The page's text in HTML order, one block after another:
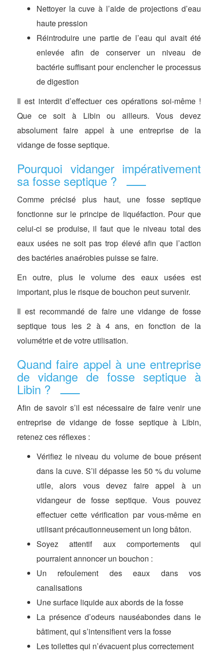
Nettoyer la cuve à l’aide de projections d’eau
haute pression
Réintroduire une partie de l’eau qui avait été
enlevée afin de conserver un niveau de
bactérie suffisant pour enclencher le processus
de digestion
Il est interdit d’effectuer ces opérations soi-même !
Que ce soit à Libin ou ailleurs. Vous devez
absolument faire appel à une entreprise de la
vidange de fosse septique.
Pourquoi vidanger impérativement
sa fosse septique ?
Comme précisé plus haut, une fosse septique
fonctionne sur le principe de liquéfaction. Pour que
celui-ci se produise, il faut que le niveau total des
eaux usées ne soit pas trop élevé afin que l’action
des bactéries anaérobies puisse se faire.
En outre, plus le volume des eaux usées est
important, plus le risque de bouchon peut survenir.
Il est recommandé de faire une vidange de fosse
septique tous les 2 à 4 ans, en fonction de la
volumétrie et de votre utilisation.
Quand faire appel à une entreprise
de vidange de fosse septique à
Libin ?
Afin de savoir s’il est nécessaire de faire venir une
entreprise de vidange de fosse septique à Libin,
retenez ces réflexes :
Vérifiez le niveau du volume de boue présent
dans la cuve. S’il dépasse les 50 % du volume
utile, alors vous devez faire appel à un
vidangeur de fosse septique. Vous pouvez
effectuer cette vérification par vous-même en
utilisant précautionneusement un long bâton.
Soyez attentif aux comportements qui
pourraient annoncer un bouchon :
Un refoulement des eaux dans vos
canalisations
Une surface liquide aux abords de la fosse
La présence d’odeurs nauséabondes dans le
bâtiment, qui s’intensifient vers la fosse
Les toilettes qui n’évacuent plus correctement